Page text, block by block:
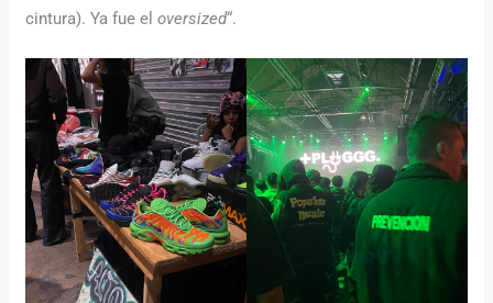
cintura). Ya fue eloversized“.